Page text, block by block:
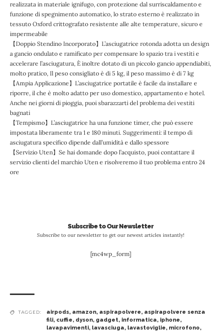
realizzata in materiale ignifugo, con protezione dal surriscaldamento e
funzione di spegnimento automatico, lo strato esterno è realizzato in
tessuto Oxford crittografato resistente alle alte temperature, sicuro e
impermeabile
【Doppio Stendino Incorporato】L’asciugatrice rotonda adotta un design
a gancio ondulato e ramificato per compensare lo spazio tra i vestiti e
accelerare l’asciugatura, È inoltre dotato di un piccolo gancio appendiabiti,
molto pratico, Il peso consigliato è di 5 kg, il peso massimo è di 7 kg
【Ampia Applicazione】L’asciugatrice portatile è facile da installare e
riporre, il che è molto adatto per uso domestico, appartamento e hotel.
Anche nei giorni di pioggia, puoi sbarazzarti del problema dei vestiti
bagnati
【Tempismo】L’asciugatrice ha una funzione timer, che può essere
impostata liberamente tra 1 e 180 minuti. Suggerimenti: il tempo di
asciugatura specifico dipende dall’umidità e dallo spessore
【Servizio Uten】Se hai domande dopo l’acquisto, puoi contattare il
servizio clienti del marchio Uten e risolveremo il tuo problema entro 24
ore
Subscribe to Our Newsletter
Subscribe to our newsletter to get our newest articles instantly!
[mc4wp_form]
TAGGED: airpods, amazon, aspirapolvere, aspirapolvere senza
fili, cuffie, dyson, gadget, informatica, iphone,
lavapavimenti, lavasciuga, lavastoviglie, microfono,